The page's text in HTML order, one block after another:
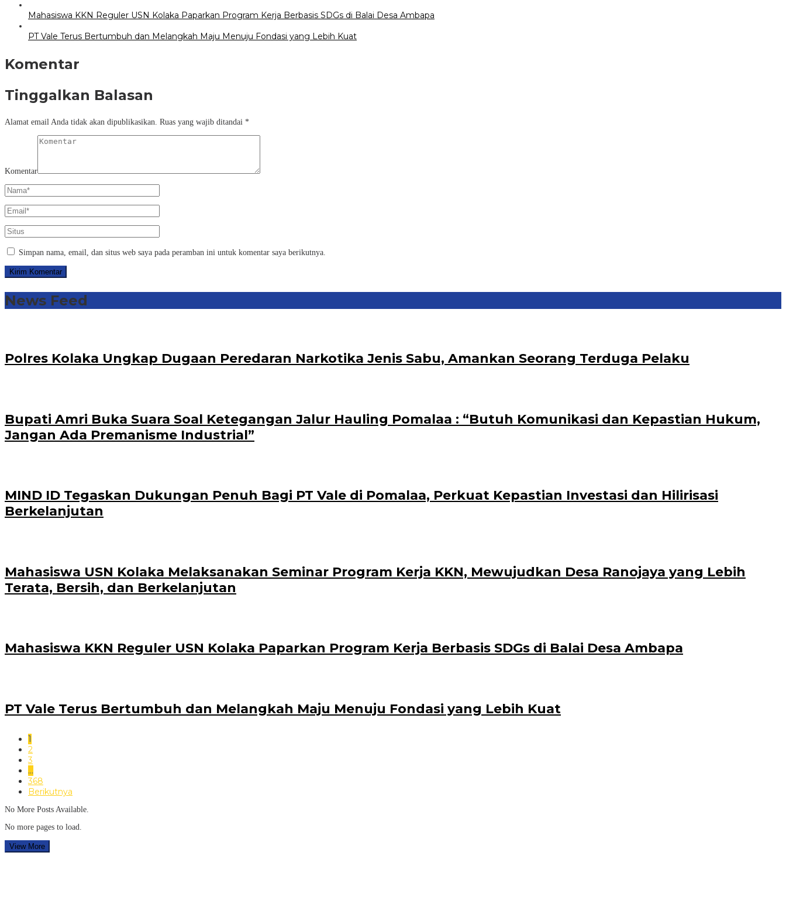
Mahasiswa KKN Reguler USN Kolaka Paparkan Program Kerja Berbasis SDGs di Balai Desa Ambapa
PT Vale Terus Bertumbuh dan Melangkah Maju Menuju Fondasi yang Lebih Kuat
Komentar
Tinggalkan Balasan
Alamat email Anda tidak akan dipublikasikan. Ruas yang wajib ditandai *
Komentar
Simpan nama, email, dan situs web saya pada peramban ini untuk komentar saya berikutnya.
News Feed
Polres Kolaka Ungkap Dugaan Peredaran Narkotika Jenis Sabu, Amankan Seorang Terduga Pelaku
Bupati Amri Buka Suara Soal Ketegangan Jalur Hauling Pomalaa : “Butuh Komunikasi dan Kepastian Hukum,
Jangan Ada Premanisme Industrial”
MIND ID Tegaskan Dukungan Penuh Bagi PT Vale di Pomalaa, Perkuat Kepastian Investasi dan Hilirisasi
Berkelanjutan
Mahasiswa USN Kolaka Melaksanakan Seminar Program Kerja KKN, Mewujudkan Desa Ranojaya yang Lebih
Terata, Bersih, dan Berkelanjutan
Mahasiswa KKN Reguler USN Kolaka Paparkan Program Kerja Berbasis SDGs di Balai Desa Ambapa
PT Vale Terus Bertumbuh dan Melangkah Maju Menuju Fondasi yang Lebih Kuat
1
2
3
…
368
Berikutnya
No More Posts Available.
No more pages to load.
View More